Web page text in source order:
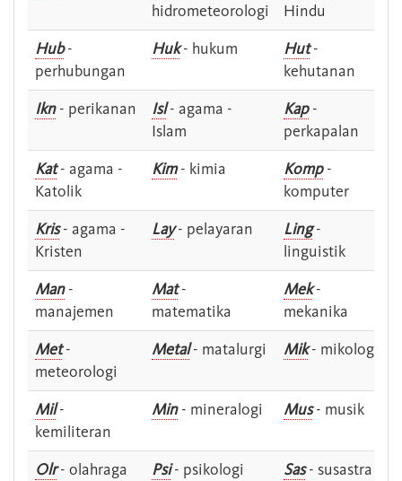
hidrometeorologi
Hindu
Hub-
perhubungan
Huk- hukum Hut-
kehutanan
Ikn- perikanan Isl- agama -
Islam
Kap-
perkapalan
Kat- agama -
Katolik
Kim- kimia Komp-
komputer
Kris- agama -
Kristen
Lay- pelayaran Ling-
linguistik
Man-
manajemen
Mat-
matematika
Mek-
mekanika
Met-
meteorologi
Metal- matalurgi Mik- mikologi
Mil-
kemiliteran
Min- mineralogi Mus- musik
Olr- olahraga Psi- psikologi Sas- susastra -